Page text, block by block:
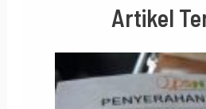
Artikel